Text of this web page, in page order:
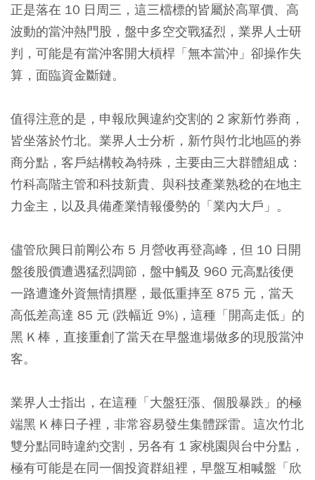
正是落在 10 日周三，這三檔標的皆屬於高單價、高
波動的當沖熱門股，盤中多空交戰猛烈，業界人士研
判，可能是有當沖客開大槓桿「無本當沖」卻操作失
算，面臨資金斷鏈。
值得注意的是，申報欣興違約交割的 2 家新竹券商，
皆坐落於竹北。業界人士分析，新竹與竹北地區的券
商分點，客戶結構較為特殊，主要由三大群體組成：
竹科高階主管和科技新貴、與科技產業熟稔的在地主
力金主，以及具備產業情報優勢的「業內大戶」。
儘管欣興日前剛公布 5 月營收再登高峰，但 10 日開
盤後股價遭遇猛烈調節，盤中觸及 960 元高點後便
一路遭逢外資無情摜壓，最低重摔至 875 元，當天
高低差高達 85 元 (跌幅近 9%)，這種「開高走低」的
黑 K 棒，直接重創了當天在早盤進場做多的現股當沖
客。
業界人士指出，在這種「大盤狂漲、個股暴跌」的極
端黑 K 棒日子裡，非常容易發生集體踩雷。這次竹北
雙分點同時違約交割，另各有 1 家桃園與台中分點，
極有可能是在同一個投資群組裡，早盤互相喊盤「欣